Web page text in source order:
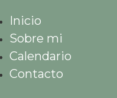
Inicio
Sobre mi
Calendario
Contacto